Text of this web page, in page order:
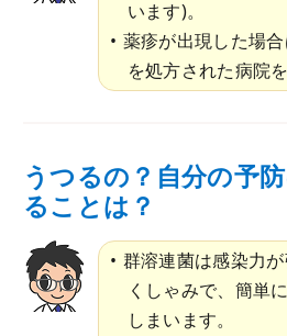
います)。
薬疹が出現した場
を処方された病院
うつるの？自分の予
ることは？
群溶連菌は感染力
くしゃみで、簡単
しまいます。